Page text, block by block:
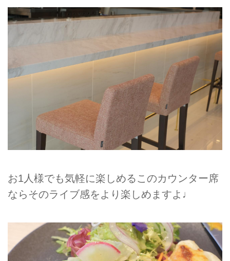
お1人様でも気軽に楽しめるこのカウンター席
ならそのライブ感をより楽しめますよ♩